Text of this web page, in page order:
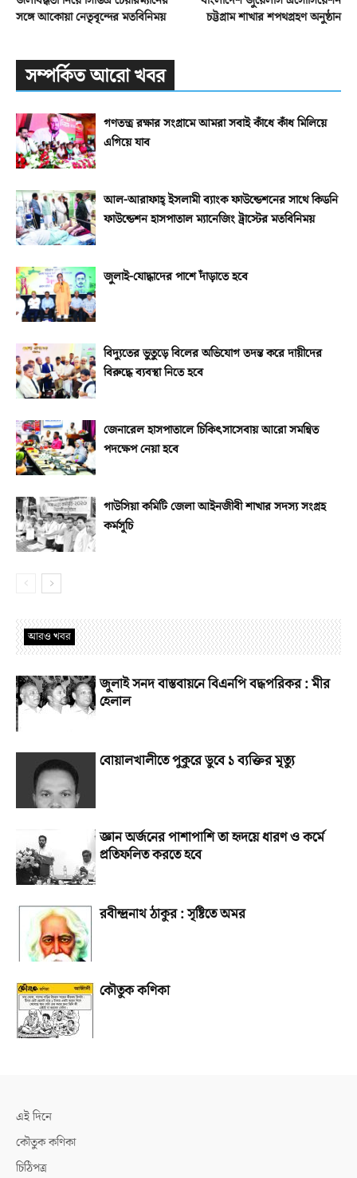
সঙ্গে আকোয়া নেতৃবৃন্দের মতবিনিময়
চট্টগ্রাম শাখার শপথগ্রহণ অনুষ্ঠান
সম্পর্কিত আরো খবর
গণতন্ত্র রক্ষার সংগ্রামে আমরা সবাই কাঁধে কাঁধ মিলিয়ে
এগিয়ে যাব
আল-আরাফাহ্‌ ইসলামী ব্যাংক ফাউন্ডেশনের সাথে কিডনি
ফাউন্ডেশন হাসপাতাল ম্যানেজিং ট্রাস্টের মতবিনিময়
জুলাই-যোদ্ধাদের পাশে দাঁড়াতে হবে
বিদ্যুতের ভুতুড়ে বিলের অভিযোগ তদন্ত করে দায়ীদের
বিরুদ্ধে ব্যবস্থা নিতে হবে
জেনারেল হাসপাতালে চিকিৎসাসেবায় আরো সমন্বিত
পদক্ষেপ নেয়া হবে
গাউসিয়া কমিটি জেলা আইনজীবী শাখার সদস্য সংগ্রহ
কর্মসূচি
আরও খবর
জুলাই সনদ বাস্তবায়নে বিএনপি বদ্ধপরিকর : মীর
হেলাল
বোয়ালখালীতে পুকুরে ডুবে ১ ব্যক্তির মৃত্যু
জ্ঞান অর্জনের পাশাপাশি তা হৃদয়ে ধারণ ও কর্মে
প্রতিফলিত করতে হবে
রবীন্দ্রনাথ ঠাকুর : সৃষ্টিতে অমর
কৌতুক কণিকা
এই দিনে
কৌতুক কণিকা
চিঠিপত্র